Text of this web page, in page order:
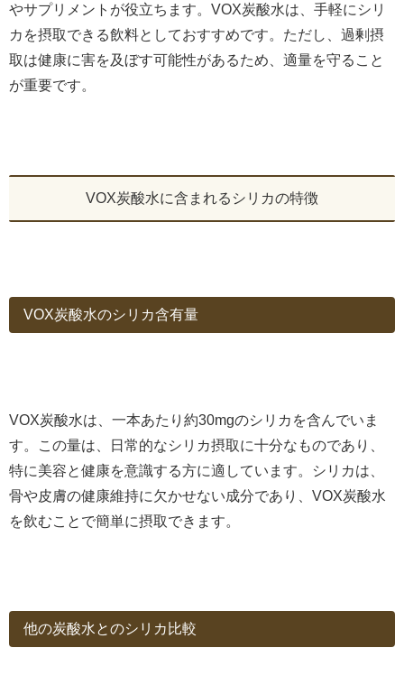
やサプリメントが役立ちます。VOX炭酸水は、手軽にシリ
カを摂取できる飲料としておすすめです。ただし、過剰摂
取は健康に害を及ぼす可能性があるため、適量を守ること
が重要です。
VOX炭酸水に含まれるシリカの特徴
VOX炭酸水のシリカ含有量
VOX炭酸水は、一本あたり約30mgのシリカを含んでいま
す。この量は、日常的なシリカ摂取に十分なものであり、
特に美容と健康を意識する方に適しています。シリカは、
骨や皮膚の健康維持に欠かせない成分であり、VOX炭酸水
を飲むことで簡単に摂取できます。
他の炭酸水とのシリカ比較